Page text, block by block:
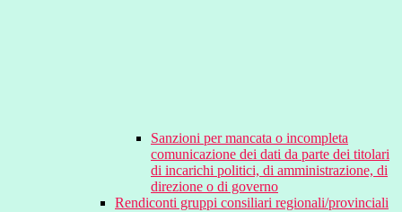
Sanzioni per mancata o incompleta
comunicazione dei dati da parte dei titolari
di incarichi politici, di amministrazione, di
direzione o di governo
Rendiconti gruppi consiliari regionali/provinciali